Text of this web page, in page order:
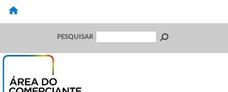
PESQUISAR